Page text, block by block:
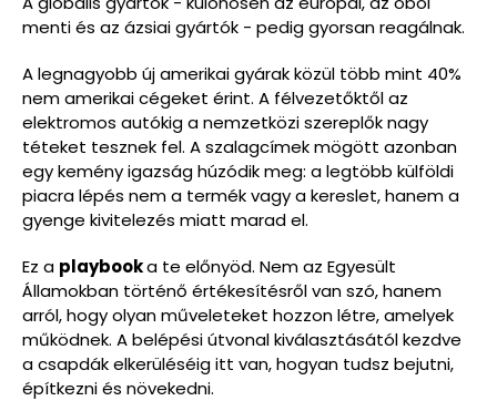
menti és az ázsiai gyártók - pedig gyorsan reagálnak.
A legnagyobb új amerikai gyárak közül több mint 40%
nem amerikai cégeket érint. A félvezetőktől az
elektromos autókig a nemzetközi szereplők nagy
téteket tesznek fel. A szalagcímek mögött azonban
egy kemény igazság húzódik meg: a legtöbb külföldi
piacra lépés nem a termék vagy a kereslet, hanem a
gyenge kivitelezés miatt marad el.
Ez a playbooka te előnyöd. Nem az Egyesült
Államokban történő értékesítésről van szó, hanem
arról, hogy olyan műveleteket hozzon létre, amelyek
működnek. A belépési útvonal kiválasztásától kezdve
a csapdák elkerüléséig itt van, hogyan tudsz bejutni,
építkezni és növekedni.